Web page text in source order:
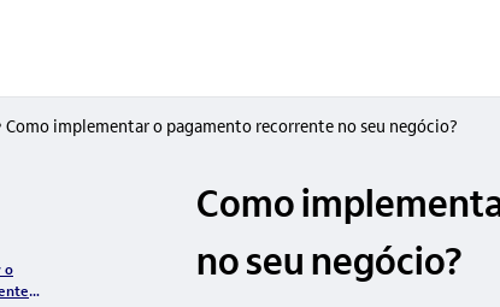
Como implementar o pagamento recorrente no seu negócio?
o
Como
no seu negócio?